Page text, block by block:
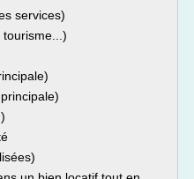
services)
tourisme...)